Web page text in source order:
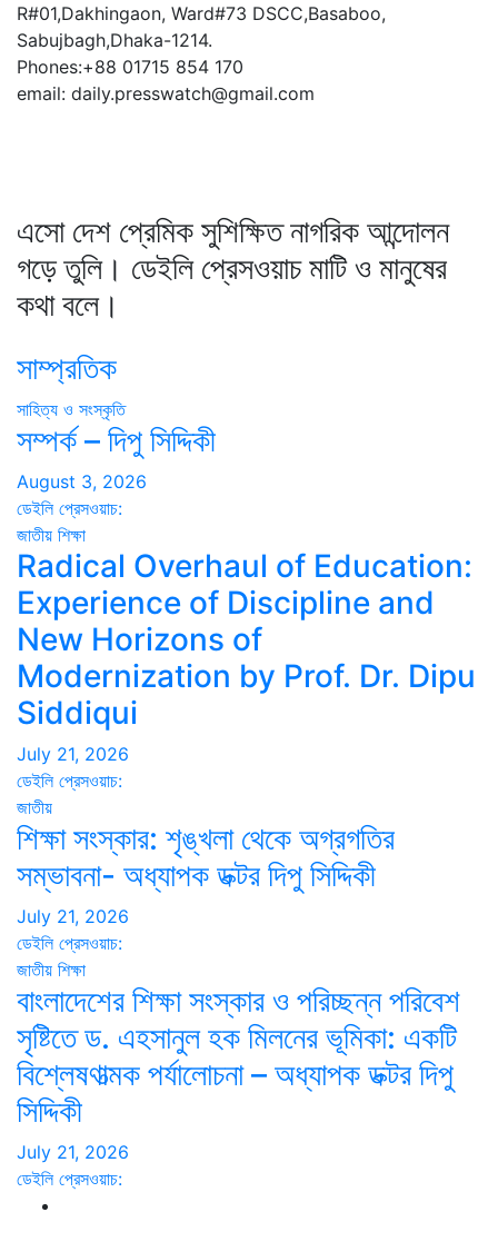
R#01,Dakhingaon, Ward#73 DSCC,Basaboo,
Sabujbagh,Dhaka-1214.
Phones:+88 01715 854 170
email: daily.presswatch@gmail.com
এসো দেশ প্রেমিক সুশিক্ষিত নাগরিক আন্দোলন
গড়ে তুলি। ডেইলি প্রেসওয়াচ মাটি ও মানুষের
কথা বলে।
সাম্প্রতিক
সাহিত্য ও সংস্কৃতি
সম্পর্ক – দিপু সিদ্দিকী
August 3, 2026
ডেইলি প্রেসওয়াচ:
জাতীয় শিক্ষা
Radical Overhaul of Education:
Experience of Discipline and
New Horizons of
Modernization by Prof. Dr. Dipu
Siddiqui
July 21, 2026
ডেইলি প্রেসওয়াচ:
জাতীয়
শিক্ষা সংস্কার: শৃঙ্খলা থেকে অগ্রগতির
সম্ভাবনা- অধ্যাপক ডক্টর দিপু সিদ্দিকী
July 21, 2026
ডেইলি প্রেসওয়াচ:
জাতীয় শিক্ষা
বাংলাদেশের শিক্ষা সংস্কার ও পরিচ্ছন্ন পরিবেশ
সৃষ্টিতে ড. এহসানুল হক মিলনের ভূমিকা: একটি
বিশ্লেষণাত্মক পর্যালোচনা – অধ্যাপক ডক্টর দিপু
সিদ্দিকী
July 21, 2026
ডেইলি প্রেসওয়াচ: